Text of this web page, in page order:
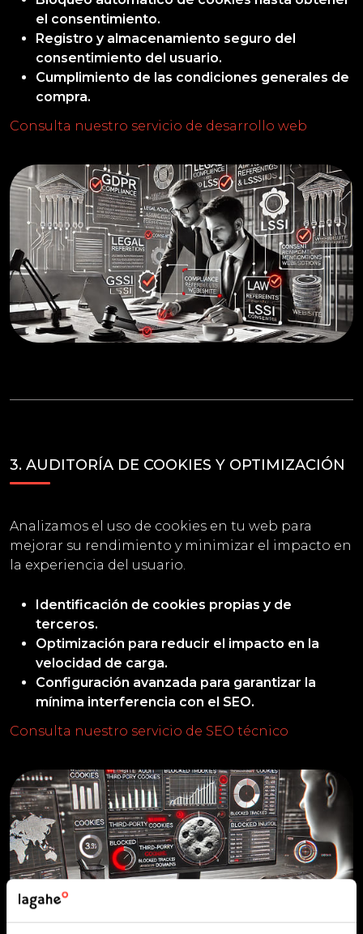
el consentimiento.
Registro y almacenamiento seguro del
consentimiento del usuario.
Cumplimiento de las condiciones generales de
compra.
Consulta nuestro servicio de desarrollo web
3. AUDITORÍA DE COOKIES Y OPTIMIZACIÓN
Analizamos el uso de cookies en tu web para
mejorar su rendimiento y minimizar el impacto en
la experiencia del usuario.
Identificación de cookies propias y de
terceros.
Optimización para reducir el impacto en la
velocidad de carga.
Configuración avanzada para garantizar la
mínima interferencia con el SEO.
Consulta nuestro servicio de SEO técnico